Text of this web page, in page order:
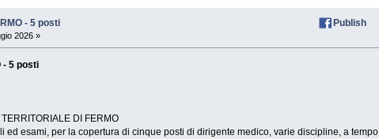
- 5 posti
2026 »
Publish
- 5 posti
DI FERMO
ed esami, per la copertura di cinque posti di dirigente medico, varie discipline, a